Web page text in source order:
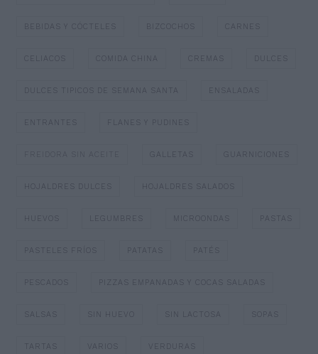
BEBIDAS Y CÓCTELES BIZCOCHOS CARNES
CELIACOS COMIDA CHINA CREMAS
DULCES TIPICOS DE SEMANA SANTA ENSALADAS
ENTRANTES FLANES Y PUDINES
FREIDORA SIN ACEITE GALLETAS GUARNICIONES
HOJALDRES DULCES HOJALDRES SALADOS
HUEVOS LEGUMBRES MICROONDAS PASTAS
PASTELES FRÍOS PATATAS PATÉS
PESCADOS PIZZAS EMPANADAS Y COCAS SALADAS
SALSAS SIN HUEVO SIN LACTOSA SOPAS
TARTAS VARIOS VERDURAS